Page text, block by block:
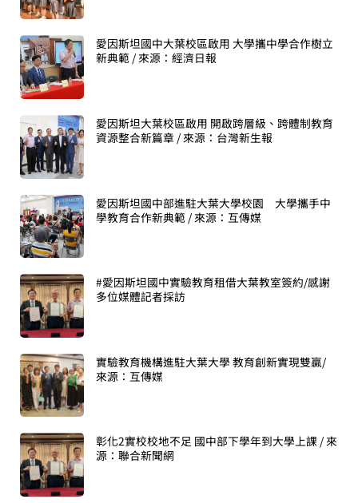
愛因斯坦國中大葉校區啟用 大學攜中學合作樹立
新典範 / 來源：經濟日報
愛因斯坦大葉校區啟用 開啟跨層級、跨體制教育
資源整合新篇章 / 來源：台灣新生報
愛因斯坦國中部進駐大葉大學校園 大學攜手中
學教育合作新典範 / 來源：互傳媒
#愛因斯坦國中實驗教育租借大葉教室簽約/感謝
多位媒體記者採訪
實驗教育機構進駐大葉大學 教育創新實現雙贏/
來源：互傳媒
彰化2實校校地不足 國中部下學年到大學上課 / 來
源：聯合新聞網